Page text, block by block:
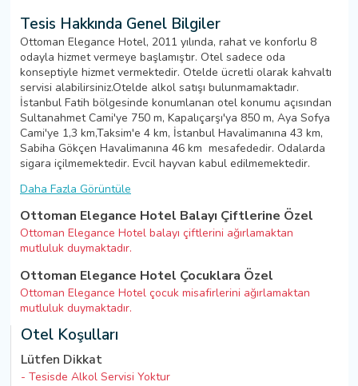
Tesis Hakkında Genel Bilgiler
Ottoman Elegance Hotel, 2011 yılında, rahat ve konforlu 8
odayla hizmet vermeye başlamıştır. Otel sadece oda
konseptiyle hizmet vermektedir. Otelde ücretli olarak kahvaltı
servisi alabilirsiniz.Otelde alkol satışı bulunmamaktadır.
İstanbul Fatih bölgesinde konumlanan otel konumu açısından
Sultanahmet Cami'ye 750 m, Kapalıçarşı'ya 850 m, Aya Sofya
Cami'ye 1,3 km,Taksim'e 4 km, İstanbul Havalimanına 43 km,
Sabiha Gökçen Havalimanına 46 km mesafededir. Odalarda
sigara içilmemektedir. Evcil hayvan kabul edilmemektedir.
Daha Fazla Görüntüle
Ottoman Elegance Hotel Balayı Çiftlerine Özel
Ottoman Elegance Hotel balayı çiftlerini ağırlamaktan
mutluluk duymaktadır.
Ottoman Elegance Hotel Çocuklara Özel
Ottoman Elegance Hotel çocuk misafirlerini ağırlamaktan
mutluluk duymaktadır.
Otel Koşulları
Lütfen Dikkat
- Tesisde Alkol Servisi Yoktur